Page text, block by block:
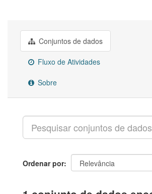
Conjuntos de dados
Fluxo de Atividades
Sobre
Ordenar por